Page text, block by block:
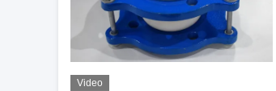
Video